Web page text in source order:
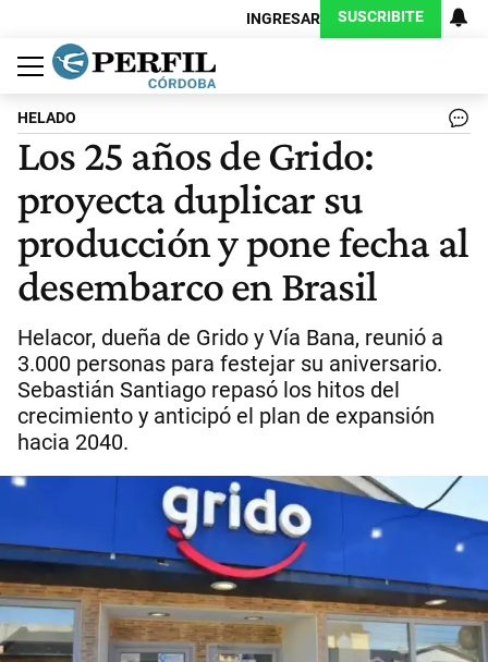
INGRESAR SUSCRIBITE
Política
Economía
Judiciales
Sociedad
Cultura
Espectáculos
Deportes
Protagonistas
HELADO
Los 25 años de Grido:
proyecta duplicar su
producción y pone fecha al
desembarco en Brasil
Helacor, dueña de Grido y Vía Bana, reunió a
3.000 personas para festejar su aniversario.
Sebastián Santiago repasó los hitos del
crecimiento y anticipó el plan de expansión
hacia 2040.